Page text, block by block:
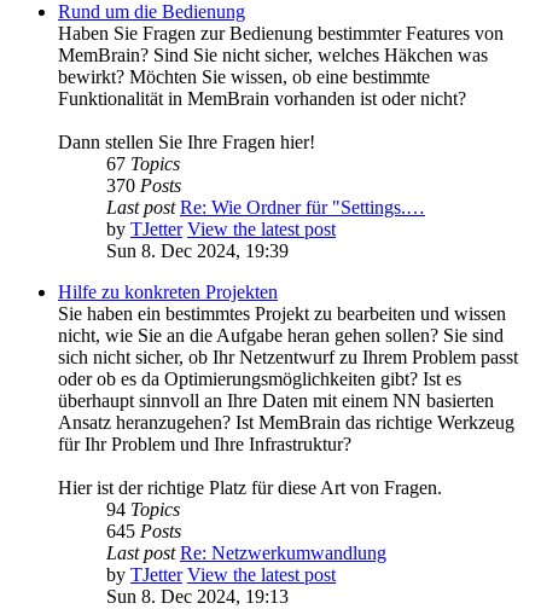
Rund um die Bedienung
Haben Sie Fragen zur Bedienung bestimmter Features von
MemBrain? Sind Sie nicht sicher, welches Häkchen was
bewirkt? Möchten Sie wissen, ob eine bestimmte
Funktionalität in MemBrain vorhanden ist oder nicht?
Dann stellen Sie Ihre Fragen hier!
67 Topics
370 Posts
Last post Re: Wie Ordner für "Settings.…
by TJetter View the latest post
Sun 8. Dec 2024, 19:39
Hilfe zu konkreten Projekten
Sie haben ein bestimmtes Projekt zu bearbeiten und wissen
nicht, wie Sie an die Aufgabe heran gehen sollen? Sie sind
sich nicht sicher, ob Ihr Netzentwurf zu Ihrem Problem passt
oder ob es da Optimierungsmöglichkeiten gibt? Ist es
überhaupt sinnvoll an Ihre Daten mit einem NN basierten
Ansatz heranzugehen? Ist MemBrain das richtige Werkzeug
für Ihr Problem und Ihre Infrastruktur?
Hier ist der richtige Platz für diese Art von Fragen.
94 Topics
645 Posts
Last post Re: Netzwerkumwandlung
by TJetter View the latest post
Sun 8. Dec 2024, 19:13